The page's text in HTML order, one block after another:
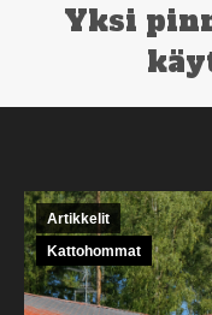
Yksi
Artikkelit
Kattohommat